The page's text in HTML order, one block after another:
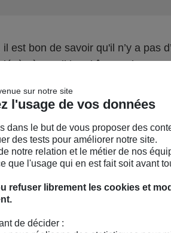
il est bon de savoir qu'il n’y a pas
à condition d’être majeur.
,
est même quasi-systématique
000 euros notamment). En
des limites pour souscrire
types de contrats de
peuvent différer d'un
les exclusions...) Peu importe le
pas récupérables. C’est ce
deux types de contrats
sur notre site
l'usage de vos données
dans le but de vous proposer des
des tests pour améliorer notre site.
notre relation et le métier de nos
que l'usage qui en est fait soit avant
refuser librement les cookies et
de décider :